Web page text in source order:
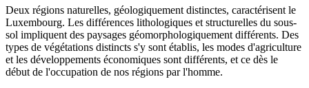
Deux régions naturelles, géologiquement distinctes, caractérisent le
Luxembourg. Les différences lithologiques et structurelles du sous-
sol impliquent des paysages géomorphologiquement différents. Des
types de végétations distincts s'y sont établis, les modes d'agriculture
et les développements économiques sont différents, et ce dès le
début de l'occupation de nos régions par l'homme.